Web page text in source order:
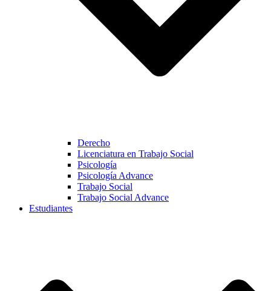
Derecho
Licenciatura en Trabajo Social
Psicología
Psicología Advance
Trabajo Social
Trabajo Social Advance
Estudiantes